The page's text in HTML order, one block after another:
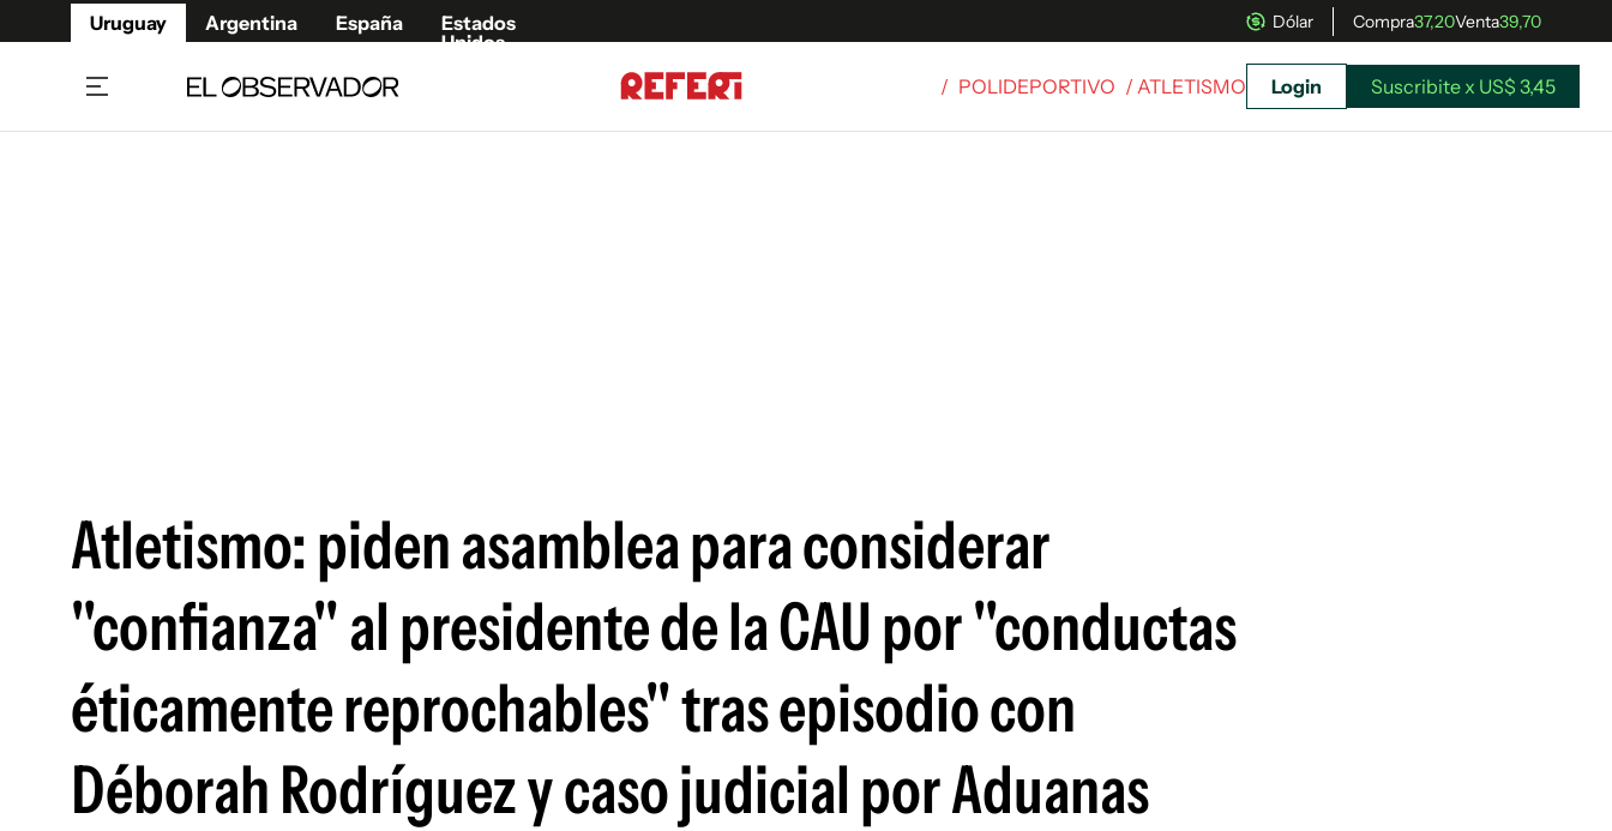
Uruguay Argentina España
Estados
Unidos
Dólar Compra37,20Venta39,70
Siguenos en:
/ POLIDEPORTIVO / ATLETISMO Login Suscribite x US$ 3,45
Atletismo: piden asamblea para considerar
"confianza" al presidente de la CAU por "conductas
éticamente reprochables" tras episodio con
Déborah Rodríguez y caso judicial por Aduanas